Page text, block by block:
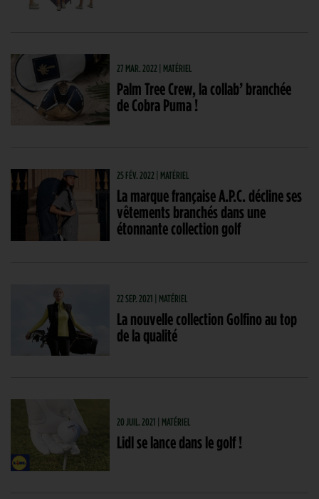
27 MAR. 2022 | MATÉRIEL
Palm Tree Crew, la collab’ branchée
de Cobra Puma !
25 FÉV. 2022 | MATÉRIEL
La marque française A.P.C. décline ses
vêtements branchés dans une
étonnante collection golf
22 SEP. 2021 | MATÉRIEL
La nouvelle collection Golfino au top
de la qualité
20 JUIL. 2021 | MATÉRIEL
Lidl se lance dans le golf !